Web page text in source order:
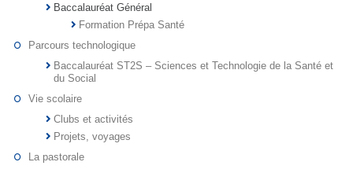
Baccalauréat Général
Formation Prépa Santé
Parcours technologique
Baccalauréat ST2S – Sciences et Technologie de la Santé et
du Social
Vie scolaire
Clubs et activités
Projets, voyages
La pastorale